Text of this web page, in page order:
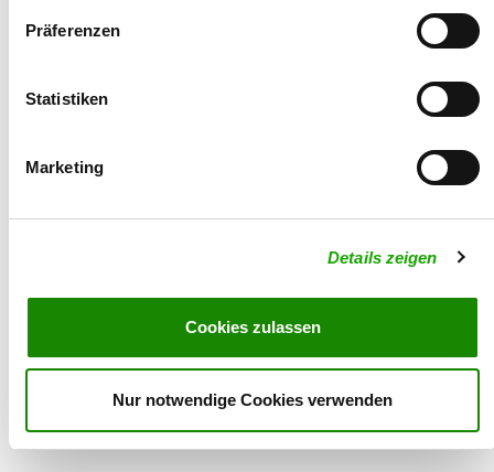
Präferenzen
Statistiken
Marketing
Details zeigen
Cookies zulassen
Nur notwendige Cookies verwenden
© 2026 - Verein für Deutsche Schäferhunde (SV) e.V.